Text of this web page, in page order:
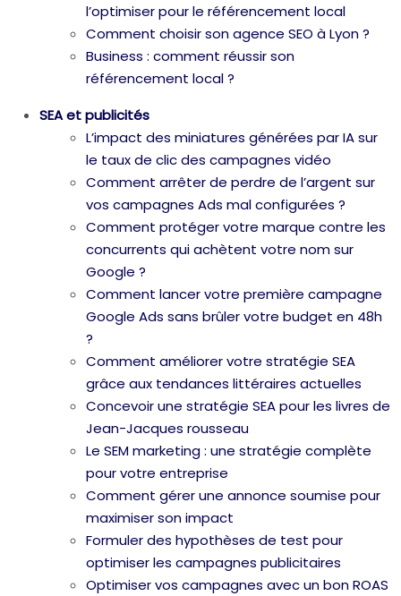
l’optimiser pour le référencement local
Comment choisir son agence SEO à Lyon ?
Business : comment réussir son
référencement local ?
SEA et publicités
L’impact des miniatures générées par IA sur
le taux de clic des campagnes vidéo
Comment arrêter de perdre de l’argent sur
vos campagnes Ads mal configurées ?
Comment protéger votre marque contre les
concurrents qui achètent votre nom sur
Google ?
Comment lancer votre première campagne
Google Ads sans brûler votre budget en 48h
?
Comment améliorer votre stratégie SEA
grâce aux tendances littéraires actuelles
Concevoir une stratégie SEA pour les livres de
Jean-Jacques rousseau
Le SEM marketing : une stratégie complète
pour votre entreprise
Comment gérer une annonce soumise pour
maximiser son impact
Formuler des hypothèses de test pour
optimiser les campagnes publicitaires
Optimiser vos campagnes avec un bon ROAS